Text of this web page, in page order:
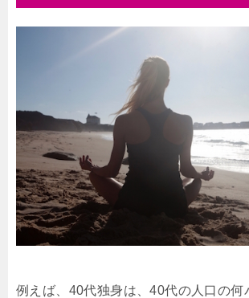
例えば、40代独身は、40代の人口の何